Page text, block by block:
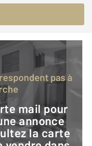
annonce
la carte